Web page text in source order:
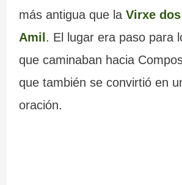
más antigua que la Virxe
Amil . El lugar era paso para
que caminaban hacia
que también se convirtió en
oración.